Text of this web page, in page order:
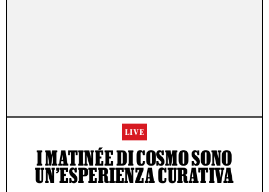
LIVE
I MATINÉE DI COSMO SONO
UN’ESPERIENZA CURATIVA